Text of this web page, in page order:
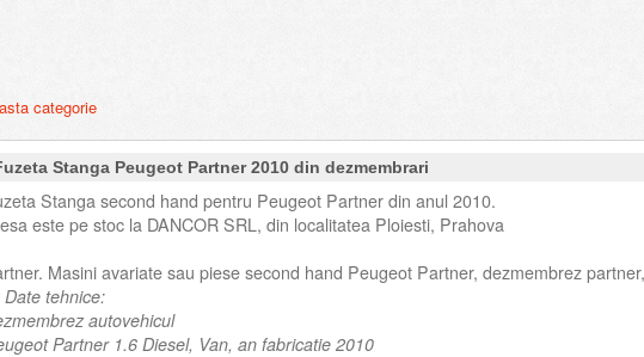
categorie
Stanga Peugeot Partner 2010 din dezmembrari
Stanga second hand pentru Peugeot Partner din anul 2010.
este pe stoc la DANCOR SRL, din localitatea Ploiesti, Prahova
Masini avariate sau piese second hand Peugeot Partner, dezmembrez
Date tehnice:
autovehicul
Partner 1.6 Diesel, Van, an fabricatie 2010